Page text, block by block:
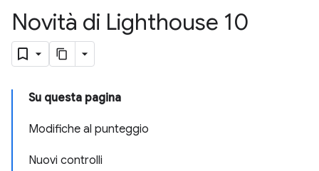
Novità di Lighthouse 10
Su questa pagina
Modifiche al punteggio
Nuovi controlli